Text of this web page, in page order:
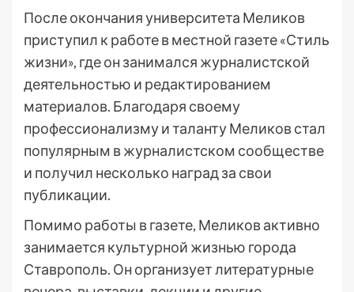
После окончания университета Меликов
приступил к работе в местной газете «Стиль
жизни», где он занимался журналистской
деятельностью и редактированием
материалов. Благодаря своему
профессионализму и таланту Меликов стал
популярным в журналистском сообществе
и получил несколько наград за свои
публикации.
Помимо работы в газете, Меликов активно
занимается культурной жизнью города
Ставрополь. Он организует литературные